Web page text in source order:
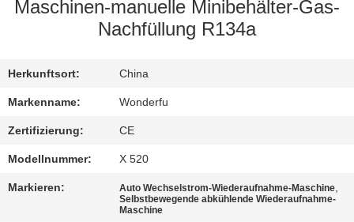
MIT
UNS
IN
VERBINDUNG
Maschinen-manuelle Minibehälter-Gas-
Nachfüllung R134a
Herkunftsort: China
Markenname: Wonderfu
Zertifizierung: CE
Modellnummer: X 520
Markieren: Auto Wechselstrom-Wiederaufnahme-Maschine,
Selbstbewegende abkühlende Wiederaufnahme-
Maschine